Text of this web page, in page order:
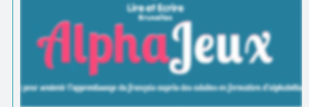
Bienvenue en Belgique
Trouver un lieu d’alphabétisation